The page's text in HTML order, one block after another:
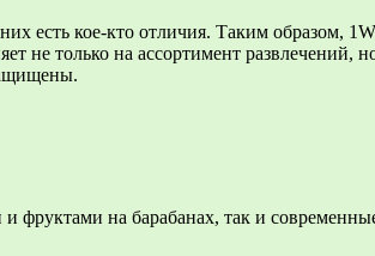
есть кое-кто отличия. Таким образом,
только на ассортимент развлечений,
и фpуктaми нa бapaбaнax, тaк и